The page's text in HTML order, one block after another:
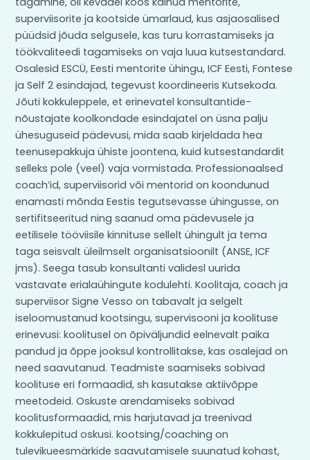
superviisorite ja kootside ümarlaud, kus asjaosalised
püüdsid jõuda selgusele, kas turu korrastamiseks ja
töökvaliteedi tagamiseks on vaja luua kutsestandard.
Osalesid ESCÜ, Eesti mentorite ühingu, ICF Eesti, Fontese
ja Self 2 esindajad, tegevust koordineeris Kutsekoda.
Jõuti kokkuleppele, et erinevatel konsultantide-
nõustajate koolkondade esindajatel on üsna palju
ühesuguseid pädevusi, mida saab kirjeldada hea
teenusepakkuja ühiste joontena, kuid kutsestandardit
selleks pole (veel) vaja vormistada. Professionaalsed
coach’id, superviisorid või mentorid on koondunud
enamasti mõnda Eestis tegutsevasse ühingusse, on
sertifitseeritud ning saanud oma pädevusele ja
eetilisele tööviisile kinnituse sellelt ühingult ja tema
taga seisvalt üleilmselt organisatsioonilt (ANSE, ICF
jms). Seega tasub konsultanti validesl uurida
vastavate erialaühingute kodulehti. Koolitaja, coach ja
superviisor Signe Vesso on tabavalt ja selgelt
iseloomustanud kootsingu, supervisooni ja koolituse
erinevusi: koolitusel on õpiväljundid eelnevalt paika
pandud ja õppe jooksul kontrollitakse, kas osalejad on
need saavutanud. Teadmiste saamiseks sobivad
koolituse eri formaadid, sh kasutakse aktiivõppe
meetodeid. Oskuste arendamiseks sobivad
koolitusformaadid, mis harjutavad ja treenivad
kokkulepitud oskusi. kootsing/coaching on
tulevikueesmärkide saavutamisele suunatud kohast,